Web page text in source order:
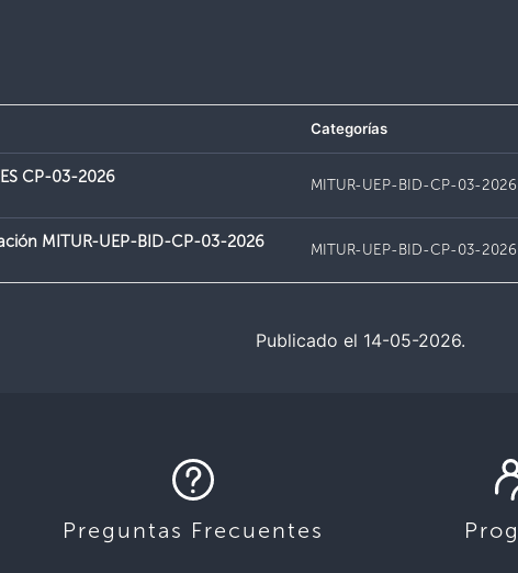
Categorías
CP-03-2026 MITUR-UEP-BID-CP-03-2026
MITUR-UEP-BID-CP-03-2026 MITUR-UEP-BID-CP-03-2026
Publicado el 14-05-2026.
Preguntas Frecuentes